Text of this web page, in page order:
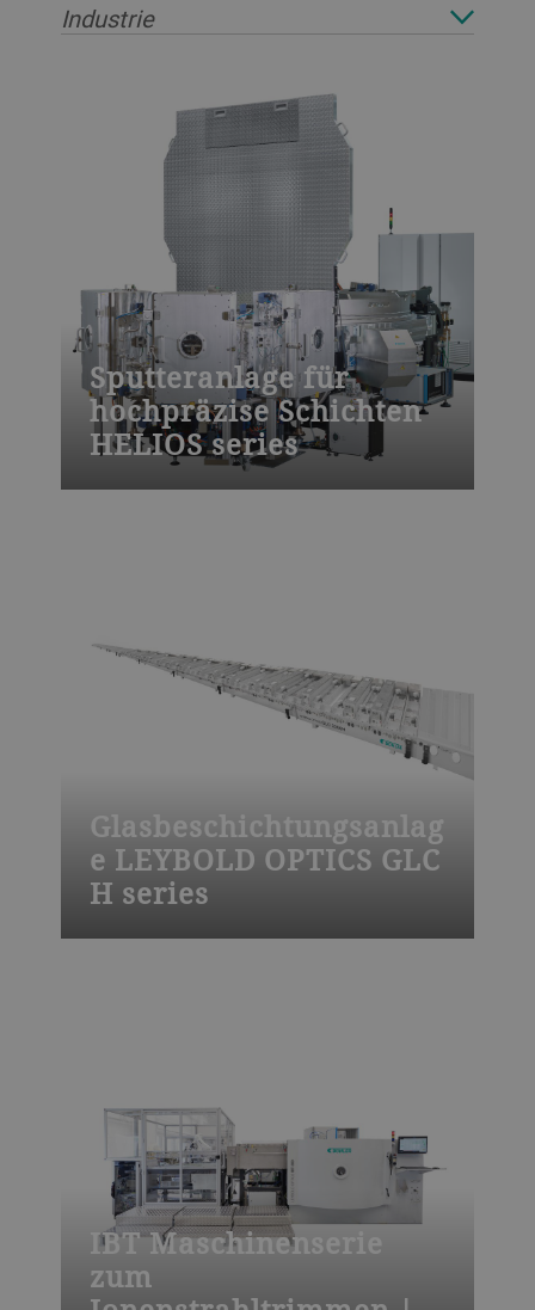
Industrie
Sputteranlage für
hochpräzise Schichten
HELIOS series
Die HELIOS Sputterbeschichtungsanlage
Strahlteilern, Bio- und ADAS-Sensoren und
Unterhaltungselektronik ausgelegt.
Glasbeschichtungsanlag
e LEYBOLD OPTICS GLC
H series
und Qualitätsstandards und die zügige
Anpassung an Ihre Erfordernisse
ausgelegt.
IBT Maschinenserie
zum